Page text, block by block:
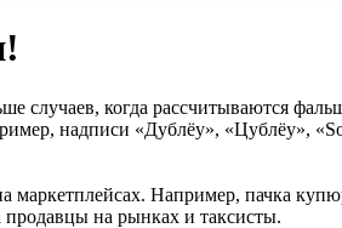
случаев, когда рассчитываются
надписи «Дублёу», «Цублёу»,
маркетплейсах. Например, пачка
на рынках и таксисты.